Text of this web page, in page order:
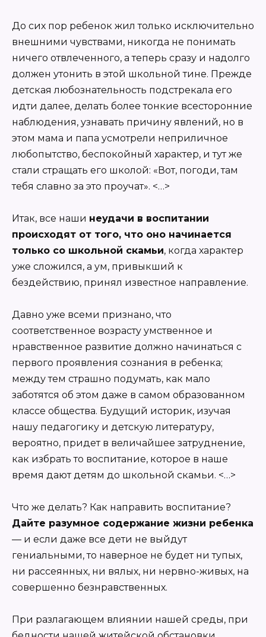
До сих пор ребенок жил только исключительно
внешними чувствами, никогда не понимать
ничего отвлеченного, а теперь сразу и надолго
должен утонить в этой школьной тине. Прежде
детская любознательность подстрекала его
идти далее, делать более тонкие всесторонние
наблюдения, узнавать причину явлений, но в
этом мама и папа усмотрели неприличное
любопытство, беспокойный характер, и тут же
стали стращать его школой: «Вот, погоди, там
тебя славно за это проучат». <…>
Итак, все наши неудачи в воспитании
происходят от того, что оно начинается
только со школьной скамьи, когда характер
уже сложился, а ум, привыкший к
бездействию, принял известное направление.
Давно уже всеми признано, что
соответственное возрасту умственное и
нравственное развитие должно начинаться с
первого проявления сознания в ребенка;
между тем страшно подумать, как мало
заботятся об этом даже в самом образованном
классе общества. Будущий историк, изучая
нашу педагогику и детскую литературу,
вероятно, придет в величайшее затруднение,
как избрать то воспитание, которое в наше
время дают детям до школьной скамьи. <…>
Что же делать? Как направить воспитание?
Дайте разумное содержание жизни ребенка
— и если даже все дети не выйдут
гениальными, то наверное не будет ни тупых,
ни рассеянных, ни вялых, ни нервно-живых, на
совершенно безнравственных.
При разлагающем влиянии нашей среды, при